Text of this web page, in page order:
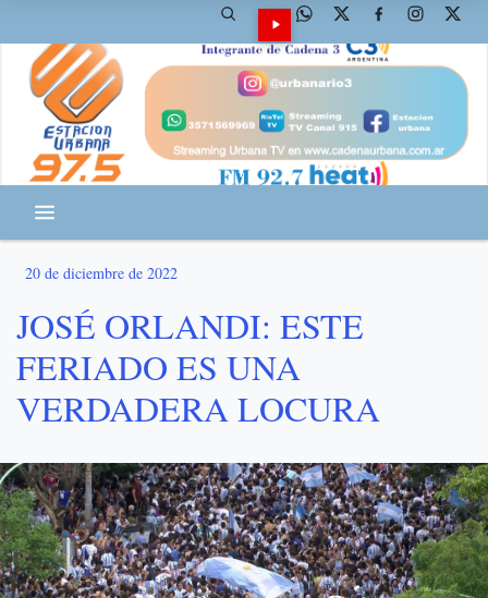
20 de diciembre de 2022
JOSÉ ORLANDI: ESTE
FERIADO ES UNA
VERDADERA LOCURA